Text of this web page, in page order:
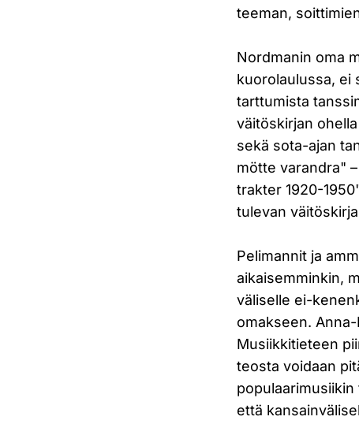
teeman,
Nordmanin oma
kuorolaulussa, ei
tarttumista
väitöskirjan
sekä sota-ajan
mötte varandra"
trakter 1920-
tulevan
Pelimannit ja
aikaisemminkin,
väliselle ei-
omakseen.
Musiikkitieteen
teosta voidaan
että